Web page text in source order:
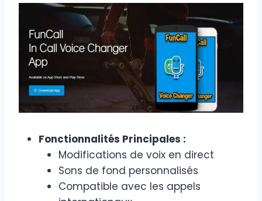
Fonctionnalités Principales :
Modifications de voix en direct
Sons de fond personnalisés
Compatible avec les appels